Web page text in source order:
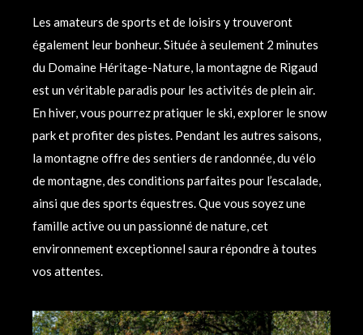
Les amateurs de sports et de loisirs y trouveront
également leur bonheur. Située à seulement 2 minutes
du Domaine Héritage-Nature, la montagne de Rigaud
est un véritable paradis pour les activités de plein air.
En hiver, vous pourrez pratiquer le ski, explorer le snow
park et profiter des pistes. Pendant les autres saisons,
la montagne offre des sentiers de randonnée, du vélo
de montagne, des conditions parfaites pour l’escalade,
ainsi que des sports équestres. Que vous soyez une
famille active ou un passionné de nature, cet
environnement exceptionnel saura répondre à toutes
vos attentes.